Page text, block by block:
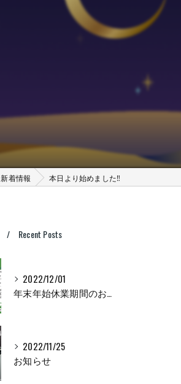
新着情報 本日より始めました‼
Recent Posts
2022/12/01
年末年始休業期間のお知らせ
2022/11/25
お知らせ